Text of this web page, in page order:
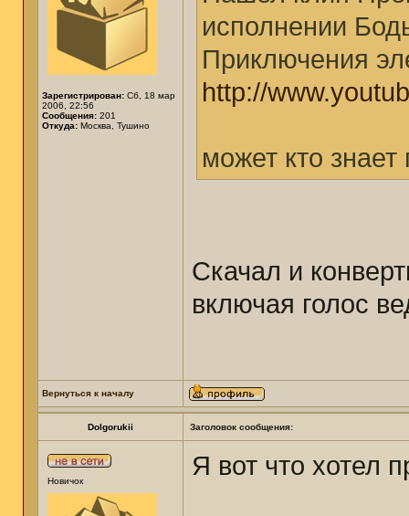
Зарегистрирован: Сб, 18 мар
2006, 22:56
Сообщения: 201
Откуда: Москва, Тушино
исполнении
Приключения
http://
может кто знает
Скачал и
включая голос
Вернуться к началу
Dolgorukii Заголовок сообщения:
Новичок
Я вот что хотел